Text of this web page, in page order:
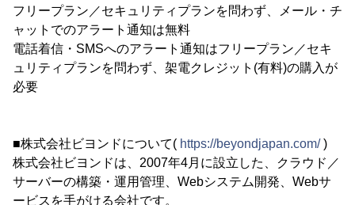
フリープラン／セキュリティプランを問わず、メール・チ
ャットでのアラート通知は無料
電話着信・SMSへのアラート通知はフリープラン／セキ
ュリティプランを問わず、架電クレジット(有料)の購入が
必要
■株式会社ビヨンドについて( https://beyondjapan.com/)
株式会社ビヨンドは、2007年4月に設立した、クラウド／
サーバーの構築・運用管理、Webシステム開発、Webサ
ービスを手がける会社です。